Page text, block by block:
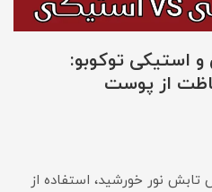
استیکی توکوبو:
از پوست
نور خورشید، استفاده از